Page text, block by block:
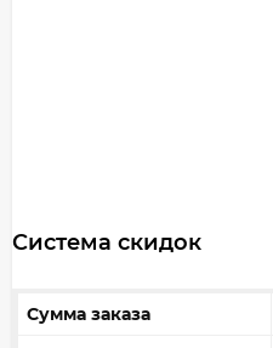
Система скидок
Сумма заказа